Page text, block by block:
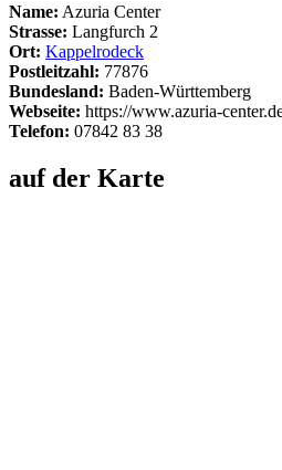
Name: Azuria Center
Strasse: Langfurch 2
Ort: Kappelrodeck
Postleitzahl: 77876
Bundesland: Baden-Württemberg
Webseite: https://www.azuria-
Telefon: 07842 83 38
auf der Karte